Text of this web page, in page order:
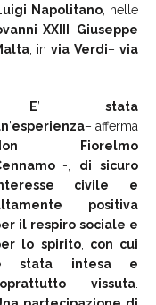
Napolitano, nelle
XXIII–Giuseppe
, in via Verdi–via
E’stata
’esperienza– afferma
Fiorelmo
-, di
sicuro
civile
e
positiva
il respiro sociale e
lo spirito, con cui
stata intesa
e
vissuta